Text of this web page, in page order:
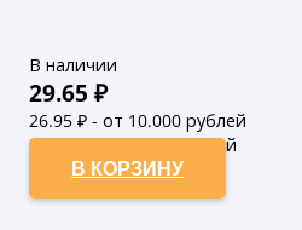
В наличии
29.65 ₽
26.95 ₽ - от 10.000 рублей
24.5₽ - от 50.000 рублей
В КОРЗИНУ